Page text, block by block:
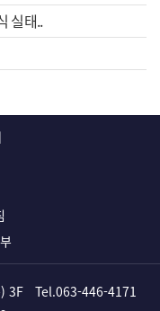
실태..
3F Tel.063-446-4171